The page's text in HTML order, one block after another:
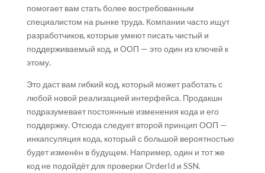
помогает вам стать более востребованным
специалистом на рынке труда. Компании часто ищут
разработчиков, которые умеют писать чистый и
поддерживаемый код, и ООП — это один из ключей к
этому.
Это даст вам гибкий код, который может работать с
любой новой реализацией интерфейса. Продакшн
подразумевает постоянные изменения кода и его
поддержку. Отсюда следует второй принцип ООП —
инкапсуляция кода, который с большой вероятностью
будет изменён в будущем. Например, один и тот же
код не подойдёт для проверки OrderId и SSN.